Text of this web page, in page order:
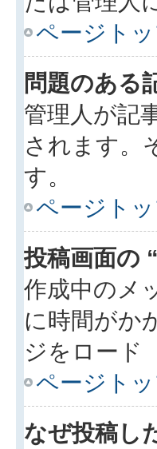
ページト
問題のある
管理人が記
されます。
す。
ページト
投稿画面の
作成中のメ
に時間がか
ジをロード
ページト
なぜ投稿し